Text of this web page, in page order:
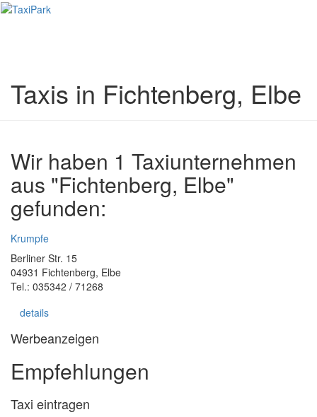
Taxis in Fichtenberg, Elbe
Wir haben 1 Taxiunternehmen
aus "Fichtenberg, Elbe"
gefunden:
Krumpfe
Berliner Str. 15
04931 Fichtenberg, Elbe
Tel.: 035342 / 71268
details
Werbeanzeigen
Empfehlungen
Taxi eintragen